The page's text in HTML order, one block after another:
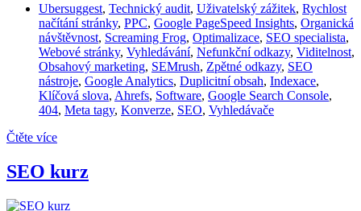
Ubersuggest, Technický audit, Uživatelský zážitek, Rychlost
načítání stránky, PPC, Google PageSpeed Insights, Organická
návštěvnost, Screaming Frog, Optimalizace, SEO specialista,
Webové stránky, Vyhledávání, Nefunkční odkazy, Viditelnost,
Obsahový marketing, SEMrush, Zpětné odkazy, SEO
nástroje, Google Analytics, Duplicitní obsah, Indexace,
Klíčová slova, Ahrefs, Software, Google Search Console,
404, Meta tagy, Konverze, SEO, Vyhledávače
Čtěte více
SEO kurz